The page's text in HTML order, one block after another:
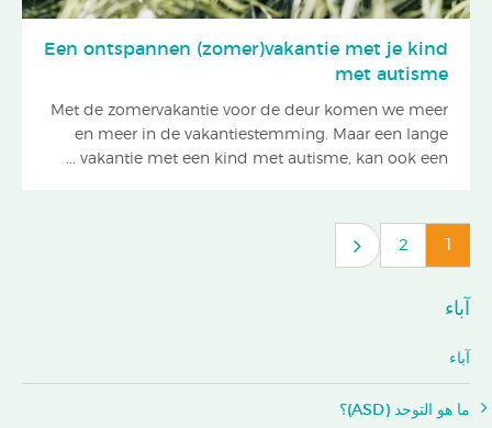
Een ontspannen (zomer)vakantie met je kind
met autisme
Met de zomervakantie voor de deur komen we meer
en meer in de vakantiestemming. Maar een lange
vakantie met een kind met autisme, kan ook een ...
2
آباء
آباء
ما هو التوحد (ASD)؟